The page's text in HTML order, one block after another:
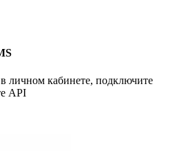
личном кабинете, подключите
API